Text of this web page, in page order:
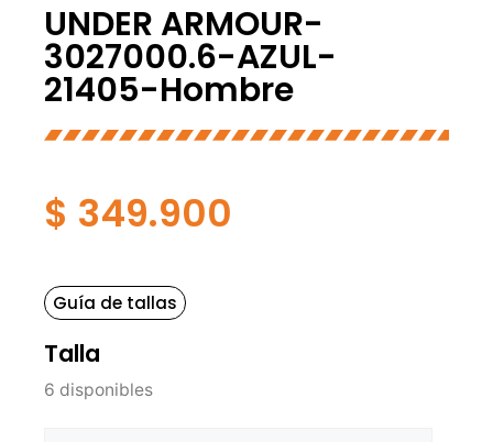
UNDER ARMOUR-
3027000.6-AZUL-
21405-Hombre
$ 349.900
Guía de tallas
Talla
6 disponibles